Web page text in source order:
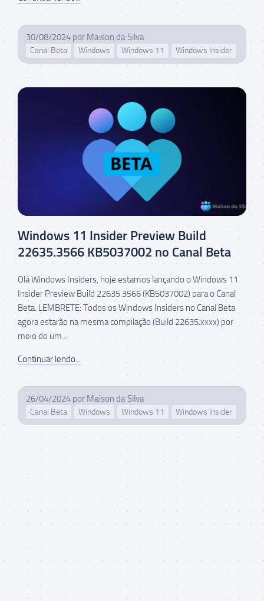
30/08/2024 por Maison da Silva
Canal Beta Windows Windows 11 Windows Insider
Windows 11 Insider Preview Build
22635.3566 KB5037002 no Canal Beta
Olá Windows Insiders, hoje estamos lançando o Windows 11
Insider Preview Build 22635.3566 (KB5037002) para o Canal
Beta. LEMBRETE: Todos os Windows Insiders no Canal Beta
agora estarão na mesma compilação (Build 22635.xxxx) por
meio de um...
Continuar lendo...
26/04/2024 por Maison da Silva
Canal Beta Windows Windows 11 Windows Insider